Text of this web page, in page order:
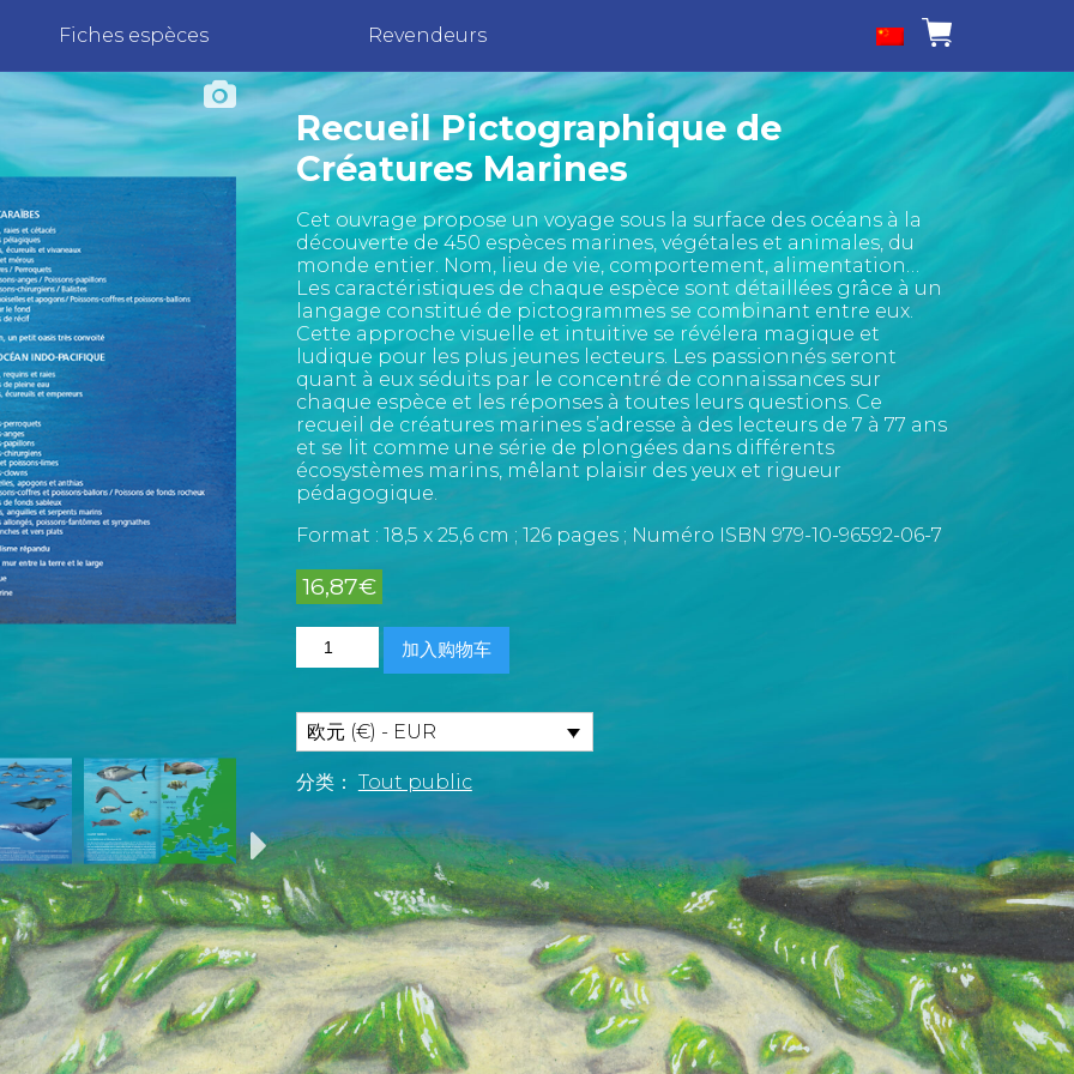
Fiches espèces Revendeurs
Recueil Pictographique de
Créatures Marines
Cet ouvrage propose un voyage sous la surface des océans à la
découverte de 450 espèces marines, végétales et animales, du
monde entier. Nom, lieu de vie, comportement, alimentation…
Les caractéristiques de chaque espèce sont détaillées grâce à un
langage constitué de pictogrammes se combinant entre eux.
Cette approche visuelle et intuitive se révélera magique et
ludique pour les plus jeunes lecteurs. Les passionnés seront
quant à eux séduits par le concentré de connaissances sur
chaque espèce et les réponses à toutes leurs questions. Ce
recueil de créatures marines s’adresse à des lecteurs de 7 à 77 ans
et se lit comme une série de plongées dans différents
écosystèmes marins, mêlant plaisir des yeux et rigueur
pédagogique.
Format : 18,5 x 25,6 cm ; 126 pages ; Numéro ISBN 979-10-96592-06-7
16,87€
Recueil
Pictographique
Marines
数
量
加入购物车
欧元 (€) - EUR
分类： Tout public